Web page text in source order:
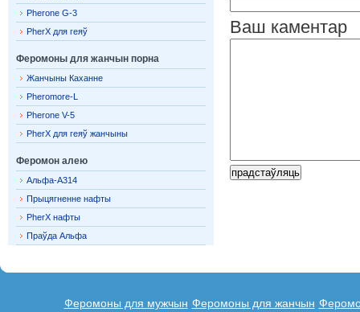
Ваш каментар
Pherone G-3
PherX для геяў
Феромоны для жанчын порна
Жанчыны Каханне
Pheromore-L
Pherone V-5
PherX для геяў жанчыны
Феромон алею
Альфа-A314
Прыцягненне нафты
PherX нафты
Праўда Альфа
Феромоны для мужчын Феромоны для жанчын